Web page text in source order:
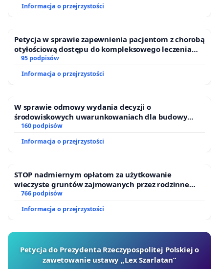
Informacja o przejrzystości
Petycja w sprawie zapewnienia pacjentom z chorobą
otyłościową dostępu do kompleksowego leczenia
oraz programów profilaktycznych.
95 podpisów
Informacja o przejrzystości
W sprawie odmowy wydania decyzji o
środowiskowych uwarunkowaniach dla budowy
zakładu wytwarzania biometanu „Krynki” w
Ostrowiu Południowym oraz ochrony mieszkańców i
Puszczy Knyszyńskiej
160 podpisów
Informacja o przejrzystości
STOP nadmiernym opłatom za użytkowanie
wieczyste gruntów zajmowanych przez rodzinne
ogrody działkowe.
766 podpisów
Informacja o przejrzystości
Petycja do Prezydenta Rzeczypospolitej Polskiej o
zawetowanie ustawy „Lex Szarlatan”